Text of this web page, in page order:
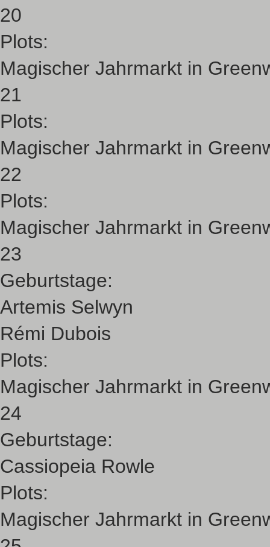
20
Plots:
Magischer Jahrmarkt in
21
Plots:
Magischer Jahrmarkt in
22
Plots:
Magischer Jahrmarkt in
23
Geburtstage:
Artemis Selwyn
Rémi Dubois
Plots:
Magischer Jahrmarkt in
24
Geburtstage:
Cassiopeia Rowle
Plots:
Magischer Jahrmarkt in